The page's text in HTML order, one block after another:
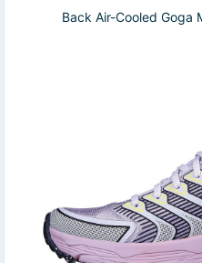
Back Air-Cooled Goga